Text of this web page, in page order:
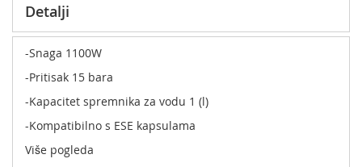
Detalji
-Snaga 1100W
-Pritisak 15 bara
-Kapacitet spremnika za vodu 1 (l)
-Kompatibilno s ESE kapsulama
Više pogleda